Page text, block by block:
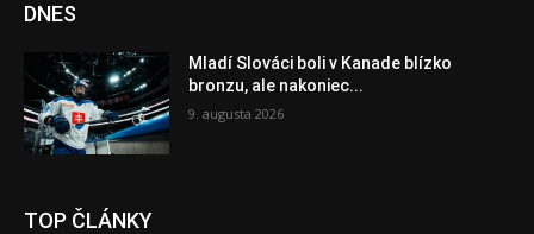
DNES
Mladí Slováci boli v Kanade blízko
bronzu, ale nakoniec...
9. augusta 2026
TOP ČLÁNKY